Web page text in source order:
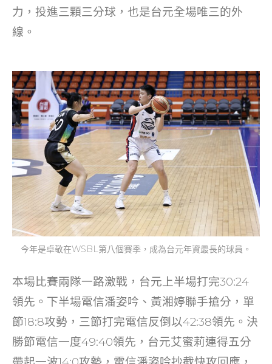
力，投進三顆三分球，也是台元全場唯三的外
線。
今年是卓敬在WSBL第八個賽季，成為台元年資最長的球員。
本場比賽兩隊一路激戰，台元上半場打完30:24
領先。下半場電信潘姿吟、黃湘婷聯手搶分，單
節18:8攻勢，三節打完電信反倒以42:38領先。決
勝節電信一度49:40領先，台元艾蜜莉連得五分